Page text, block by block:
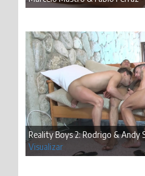
Reality Boys 2: Rodrigo & Andy
Visualizar